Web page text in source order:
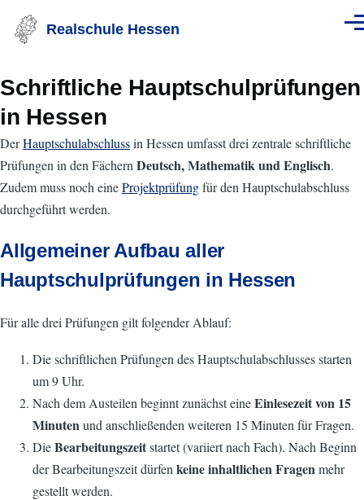
Realschule Hessen
Schriftliche Hauptschulprüfungen
in Hessen
DerHauptschulabschlussin Hessen umfasst drei zentrale schriftliche
Prüfungen in den Fächern Deutsch, Mathematik und Englisch.
Zudem muss noch eineProjektprüfungfür den Hauptschulabschluss
durchgeführt werden.
Allgemeiner Aufbau aller
Hauptschulprüfungen in Hessen
Für alle drei Prüfungen gilt folgender Ablauf:
Die schriftlichen Prüfungen des Hauptschulabschlusses starten
um 9 Uhr.
Nach dem Austeilen beginnt zunächst eineEinlesezeit von 15
Minutenund anschließenden weiteren 15 Minuten für Fragen.
DieBearbeitungszeitstartet (variiert nach Fach). Nach Beginn
der Bearbeitungszeit dürfen keine inhaltlichen Fragenmehr
gestellt werden.